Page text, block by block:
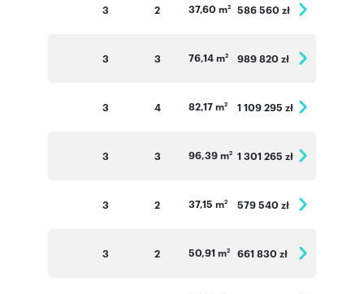
3 2 37,60 m2 586 560 zł
3 3 76,14 m2 989 820 zł
3 4 82,17 m2 1 109 295 zł
3 3 96,39 m2 1 301 265 zł
3 2 37,15 m2 579 540 zł
3 2 50,91 m2 661 830 zł